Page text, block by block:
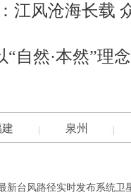
江风沧海长载
自然·本然”理
泉州
新台风路径实时发布系统卫